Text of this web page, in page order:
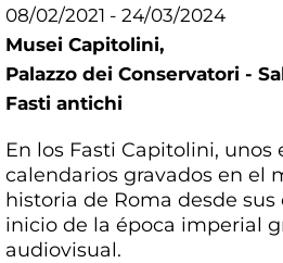
08/02/2021 - 24/03/2024
Musei Capitolini,
Palazzo dei Conservatori -
Fasti antichi
En los Fasti Capitolini, unos
calendarios gravados en el
historia de Roma desde sus
inicio de la época imperial
audiovisual.